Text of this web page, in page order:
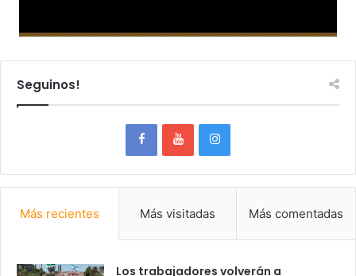
Seguinos!
Más recientes Más visitadas Más comentadas
Los trabajadores volverán a